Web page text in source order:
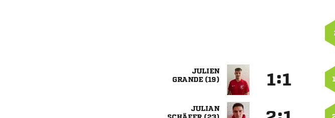

 
:
